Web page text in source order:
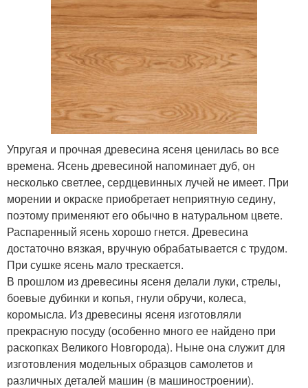
Упругая и прочная древесина ясеня ценилась во все
времена. Ясень древесиной напоминает дуб, он
несколько светлее, сердцевинных лучей не имеет. При
морении и окраске приобретает неприятную седину,
поэтому применяют его обычно в натуральном цвете.
Распаренный ясень хорошо гнется. Древесина
достаточно вязкая, вручную обрабатывается с трудом.
При сушке ясень мало трескается.
В прошлом из древесины ясеня делали луки, стрелы,
боевые дубинки и копья, гнули обручи, колеса,
коромысла. Из древесины ясеня изготовляли
прекрасную посуду (особенно много ее найдено при
раскопках Великого Новгорода). Ныне она служит для
изготовления модельных образцов самолетов и
различных деталей машин (в машиностроении).